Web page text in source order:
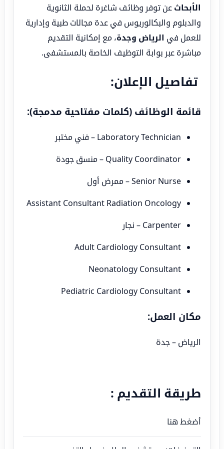
الأبحاث عن توفر وظائف شاغرة لحملة الثانوية
والدبلوم والبكالوريوس في عدة مجالات طبية وإدارية
للعمل في الرياض وجدة، مع إمكانية التقديم
مباشرة عبر بوابة التوظيف الخاصة بالمستشفى.
تفاصيل الإعلان:
قائمة الوظائف (كلمات مفتاحية مدمجة):
Laboratory Technician – فني مختبر
Quality Coordinator – منسق جودة
Senior Nurse – ممرض أول
Assistant Consultant Radiation Oncology
Carpenter – نجار
Adult Cardiology Consultant
Neonatology Consultant
Pediatric Cardiology Consultant
مكان العمل:
الرياض – جدة
طريقة التقديم :
أضغط هنا